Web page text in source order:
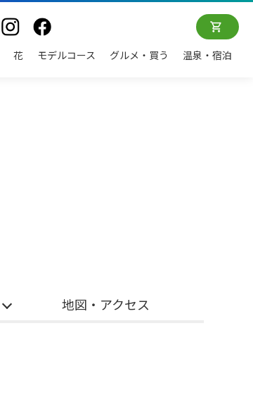
花 モデルコース グルメ・買う 温泉・宿泊
地図・アクセス